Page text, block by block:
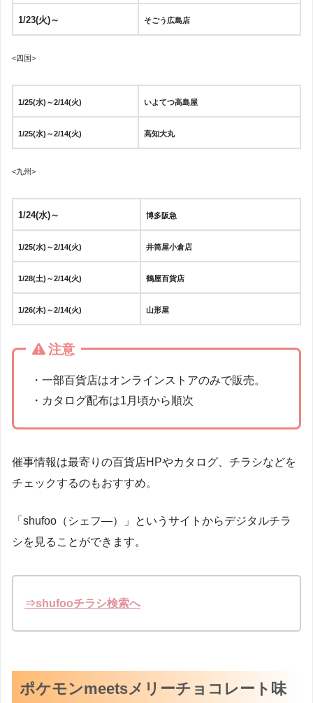
1/23(火)～ そごう広島店
<四国>
1/25(水)～2/14(火) いよてつ高島屋
1/25(水)～2/14(火) 高知大丸
<九州>
1/24(水)～ 博多阪急
1/25(水)～2/14(火) 井筒屋小倉店
1/28(土)～2/14(火) 鶴屋百貨店
1/26(木)～2/14(火) 山形屋
注意
・一部百貨店はオンラインストアのみで販売。
・カタログ配布は1月頃から順次
催事情報は最寄りの百貨店HPやカタログ、チラシなどを
チェックするのもおすすめ。
「shufoo（シェフ―）」というサイトからデジタルチラ
シを見ることができます。
⇒shufooチラシ検索へ
ポケモンmeetsメリーチョコレート味